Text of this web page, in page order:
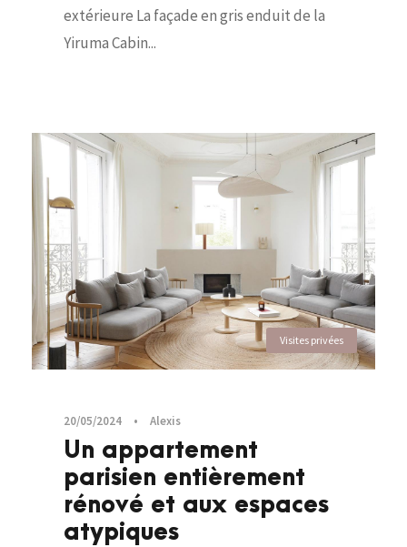
extérieure La façade en gris enduit de la
Yiruma Cabin...
Visites privées
20/05/2024 • Alexis
Un appartement
parisien entièrement
rénové et aux espaces
atypiques